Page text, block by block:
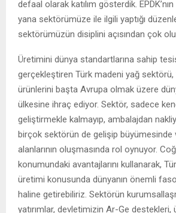
defaal olarak katılım gösterdik.
yana sektörümüze ile ilgili yaptığı
sektörümüzün disiplini açısından çok
Üretimini dünya standartlarına sahip
gerçekleştiren Türk madeni yağ sektörü,
ürünlerini başta Avrupa olmak üzere
ülkesine ihraç ediyor. Sektör, sadece
geliştirmekle kalmayıp, ambalajdan
birçok sektörün de gelişip büyümesinde
alanlarının oluşmasında rol oynuyor.
konumundaki avantajlarını kullanarak,
üretimi konusunda dünyanın önemli
haline getirebiliriz. Sektörün
yatırımlar, devletimizin Ar-Ge destekleri,